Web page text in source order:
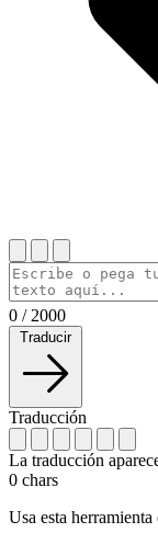
0 / 2000
Traducir
Traducción
La traducción
0 chars
Usa esta